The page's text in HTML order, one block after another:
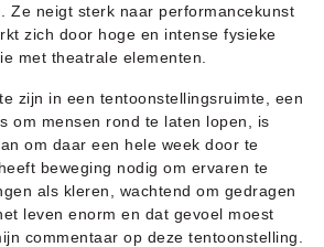
Ze neigt sterk naar performancekunst
zich door hoge en intense fysieke
met theatrale elementen.
zijn in een tentoonstellingsruimte, een
om mensen rond te laten lopen, is
om daar een hele week door te
beweging nodig om ervaren te
als kleren, wachtend om gedragen
leven enorm en dat gevoel moest
commentaar op deze tentoonstelling.